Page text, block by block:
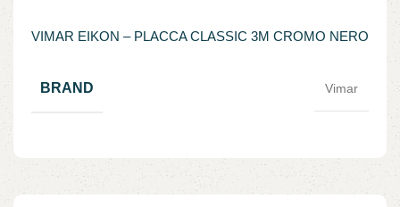
VIMAR EIKON – PLACCA CLASSIC 3M CROMO NERO
BRAND Vimar